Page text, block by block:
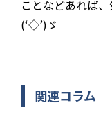
ことなどあれば
(‘◇’)ゞ
関連コラム